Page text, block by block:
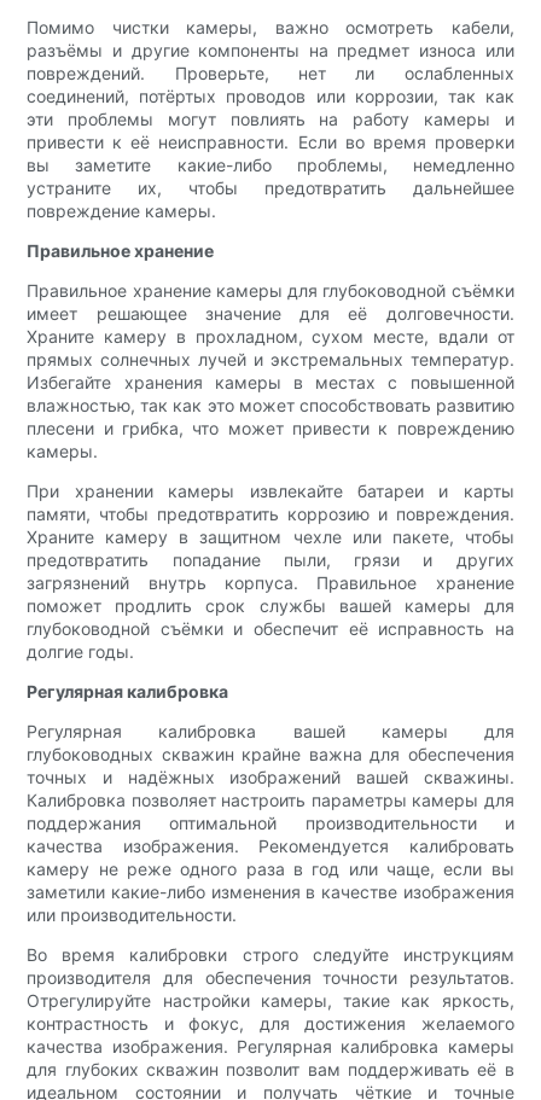
Помимо чистки камеры, важно осмотреть кабели,
разъёмы и другие компоненты на предмет износа или
повреждений. Проверьте, нет ли ослабленных
соединений, потёртых проводов или коррозии, так как
эти проблемы могут повлиять на работу камеры и
привести к её неисправности. Если во время проверки
вы заметите какие-либо проблемы, немедленно
устраните их, чтобы предотвратить дальнейшее
повреждение камеры.
Правильное хранение
Правильное хранение камеры для глубоководной съёмки
имеет решающее значение для её долговечности.
Храните камеру в прохладном, сухом месте, вдали от
прямых солнечных лучей и экстремальных температур.
Избегайте хранения камеры в местах с повышенной
влажностью, так как это может способствовать развитию
плесени и грибка, что может привести к повреждению
камеры.
При хранении камеры извлекайте батареи и карты
памяти, чтобы предотвратить коррозию и повреждения.
Храните камеру в защитном чехле или пакете, чтобы
предотвратить попадание пыли, грязи и других
загрязнений внутрь корпуса. Правильное хранение
поможет продлить срок службы вашей камеры для
глубоководной съёмки и обеспечит её исправность на
долгие годы.
Регулярная калибровка
Регулярная калибровка вашей камеры для
глубоководных скважин крайне важна для обеспечения
точных и надёжных изображений вашей скважины.
Калибровка позволяет настроить параметры камеры для
поддержания оптимальной производительности и
качества изображения. Рекомендуется калибровать
камеру не реже одного раза в год или чаще, если вы
заметили какие-либо изменения в качестве изображения
или производительности.
Во время калибровки строго следуйте инструкциям
производителя для обеспечения точности результатов.
Отрегулируйте настройки камеры, такие как яркость,
контрастность и фокус, для достижения желаемого
качества изображения. Регулярная калибровка камеры
для глубоких скважин позволит вам поддерживать её в
идеальном состоянии и получать чёткие и точные